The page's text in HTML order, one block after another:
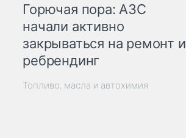
Горючая пора: АЗС
начали активно
закрываться на ремонт и
ребрендинг
Топливо, масла и автохимия